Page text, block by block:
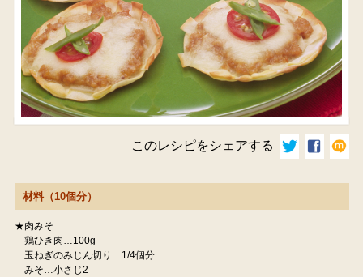
このレシピをシェアする
材料（10個分）
★肉みそ
鶏ひき肉…100g
玉ねぎのみじん切り…1/4個分
みそ…小さじ2